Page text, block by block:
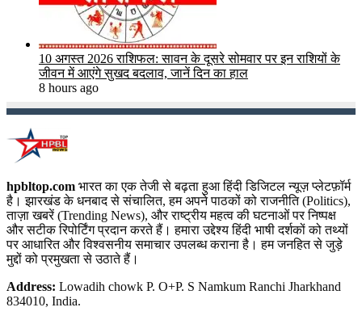
10 अगस्त 2026 राशिफल: सावन के दूसरे सोमवार पर इन राशियों के
जीवन में आएंगे सुखद बदलाव, जानें दिन का हाल
8 hours ago
hpbltop.com भारत का एक तेजी से बढ़ता हुआ हिंदी डिजिटल न्यूज़ प्लेटफ़ॉर्म
है। झारखंड के धनबाद से संचालित, हम अपने पाठकों को राजनीति (Politics),
ताज़ा खबरें (Trending News), और राष्ट्रीय महत्व की घटनाओं पर निष्पक्ष
और सटीक रिपोर्टिंग प्रदान करते हैं। हमारा उद्देश्य हिंदी भाषी दर्शकों को तथ्यों
पर आधारित और विश्वसनीय समाचार उपलब्ध कराना है। हम जनहित से जुड़े
मुद्दों को प्रमुखता से उठाते हैं।
Address: Lowadih chowk P. O+P. S Namkum Ranchi Jharkhand
834010, India.